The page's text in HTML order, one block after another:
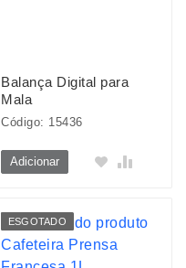
Balança Digital para
Mala
Código: 15436
Adicionar
ESGOTADO